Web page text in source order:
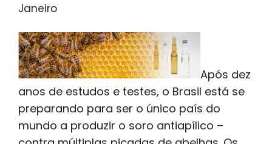
Janeiro
Após dez
anos de estudos e testes, o Brasil está se
preparando para ser o único país do
mundo a produzir o soro antiapílico –